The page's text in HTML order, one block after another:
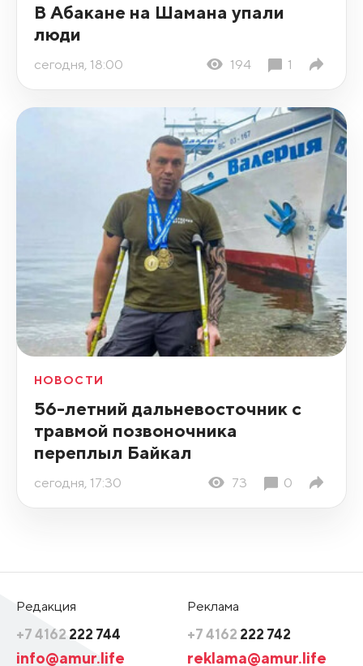
В Абакане на Шамана упали
люди
сегодня, 18:00 194 1
НОВОСТИ
56-летний дальневосточник с
травмой позвоночника
переплыл Байкал
сегодня, 17:30 73 0
Редакция
+7 4162 222 744
info@amur.life
Реклама
+7 4162 222 742
reklama@amur.life